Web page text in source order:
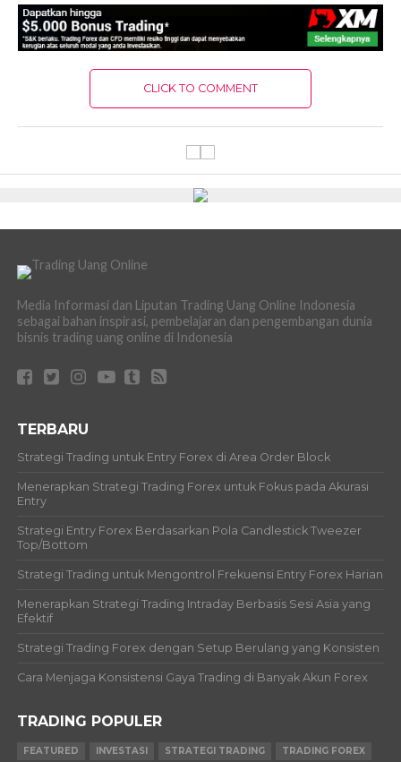
CLICK TO COMMENT
Media Informasi dan Liputan Trading Uang Online Indonesia
sebagai bahan inspirasi, pembelajaran dan pengembangan dunia
bisnis trading uang online di Indonesia
TERBARU
Strategi Trading untuk Entry Forex di Area Order Block
Menerapkan Strategi Trading Forex untuk Fokus pada Akurasi
Entry
Strategi Entry Forex Berdasarkan Pola Candlestick Tweezer
Top/Bottom
Strategi Trading untuk Mengontrol Frekuensi Entry Forex Harian
Menerapkan Strategi Trading Intraday Berbasis Sesi Asia yang
Efektif
Strategi Trading Forex dengan Setup Berulang yang Konsisten
Cara Menjaga Konsistensi Gaya Trading di Banyak Akun Forex
TRADING POPULER
FEATURED INVESTASI STRATEGI TRADING TRADING FOREX